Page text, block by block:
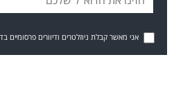
אני מאשר קבלת ניוזלטרים ודיוורים פרסומיים